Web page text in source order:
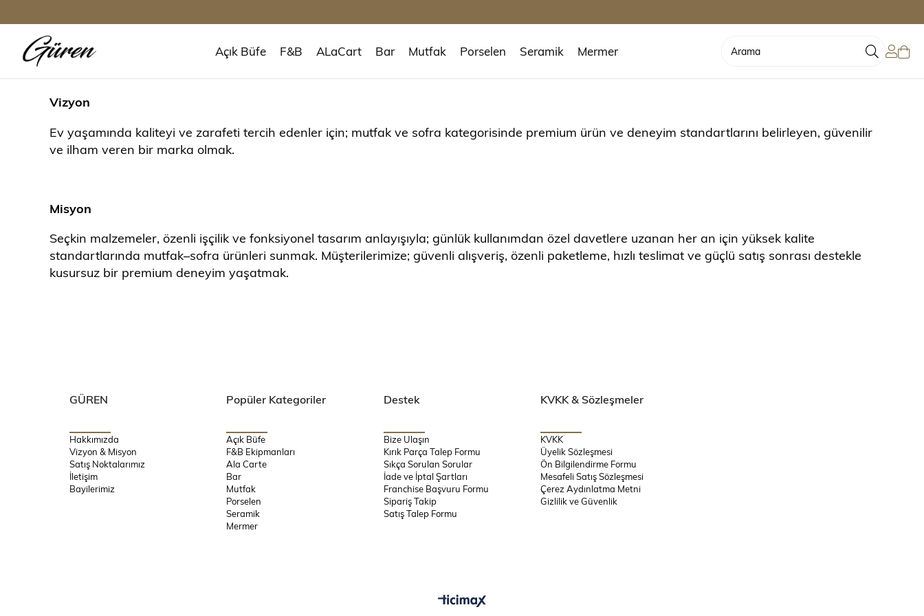
Açık Büfe F&B ALaCart Bar Mutfak Porselen Seramik Mermer
Vizyon
Ev yaşamında kaliteyi ve zarafeti tercih edenler için; mutfak ve sofra kategorisinde premium ürün ve deneyim standartlarını belirleyen, güvenilir
ve ilham veren bir marka olmak.
Misyon
Seçkin malzemeler, özenli işçilik ve fonksiyonel tasarım anlayışıyla; günlük kullanımdan özel davetlere uzanan her an için yüksek kalite
standartlarında mutfak–sofra ürünleri sunmak. Müşterilerimize; güvenli alışveriş, özenli paketleme, hızlı teslimat ve güçlü satış sonrası destekle
kusursuz bir premium deneyim yaşatmak.
GÜREN
Hakkımızda
Vizyon & Misyon
Satış Noktalarımız
İletişim
Bayilerimiz
Popüler Kategoriler
Açık Büfe
F&B Ekipmanları
Ala Carte
Bar
Mutfak
Porselen
Seramik
Mermer
Destek
Bize Ulaşın
Kırık Parça Talep Formu
Sıkça Sorulan Sorular
İade ve İptal Şartları
Franchise Başvuru Formu
Sipariş Takip
Satış Talep Formu
KVKK & Sözleşmeler
KVKK
Üyelik Sözleşmesi
Ön Bilgilendirme Formu
Mesafeli Satış Sözleşmesi
Çerez Aydınlatma Metni
Gizlilik ve Güvenlik